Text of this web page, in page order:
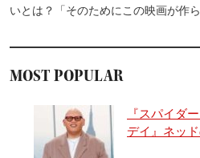
いとは？「そのためにこの映画が作ら
MOST POPULAR
『スパイダ
デイ』ネッ